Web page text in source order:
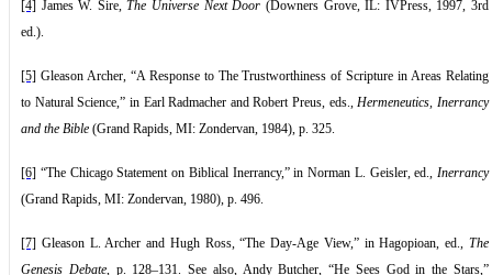
[4] James W. Sire,The Universe Next Door (Downers Grove, IL: IVPress, 1997, 3rd
ed.).
[5] Gleason Archer, “A Response to The Trustworthiness of Scripture in Areas Relating
to Natural Science,” in Earl Radmacher and Robert Preus, eds.,Hermeneutics, Inerrancy
and the Bible (Grand Rapids, MI: Zondervan, 1984), p. 325.
[6] “The Chicago Statement on Biblical Inerrancy,” in Norman L. Geisler, ed., Inerrancy
(Grand Rapids, MI: Zondervan, 1980), p. 496.
[7] Gleason L. Archer and Hugh Ross, “The Day-Age View,” in Hagopioan, ed., The
Genesis Debate, p. 128–131. See also, Andy Butcher, “He Sees God in the Stars,”